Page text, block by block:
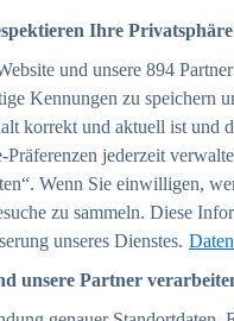
2025
2025
Ihre Privatsphäre
und unsere 894
Kennungen zu speichern
korrekt und aktuell ist und
Präferenzen jederzeit
Wenn Sie einwilligen,
zu sammeln. Diese
unseres Dienstes.
unsere Partner